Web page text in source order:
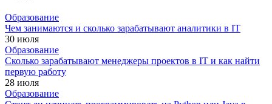
Образование
Чем занимаются и сколько зарабатывают аналитики в IT
30 июля
Образование
Сколько зарабатывают менеджеры проектов в IT и как найти
первую работу
28 июля
Образование